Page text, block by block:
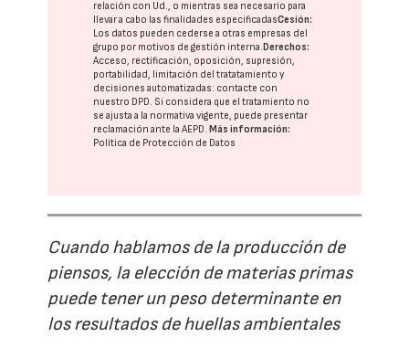
relación con Ud., o mientras sea necesario para
llevar a cabo las finalidades especificadasCesión:
Los datos pueden cederse a otras empresas del
grupo por motivos de gestión interna. Derechos:
Acceso, rectificación, oposición, supresión,
portabilidad, limitación del tratatamiento y
decisiones automatizadas: contacte con
nuestro DPD. Si considera que el tratamiento no
se ajusta a la normativa vigente, puede presentar
reclamación ante laAEPD. Más información:
Política de Protección de Datos
Cuando hablamos de la producción de
piensos, la elección de materias primas
puede tener un peso determinante en
los resultados de huellas ambientales